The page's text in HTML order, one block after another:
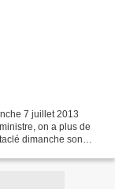
7 juillet 2013
on a plus de
dimanche son